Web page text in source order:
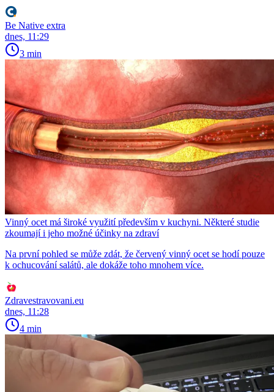
Be Native extra
dnes, 11:29
3 min
Vinný ocet má široké využití především v kuchyni. Některé studie
zkoumají i jeho možné účinky na zdraví
Na první pohled se může zdát, že červený vinný ocet se hodí pouze
k ochucování salátů, ale dokáže toho mnohem více.
Zdravestravovani.eu
dnes, 11:28
4 min